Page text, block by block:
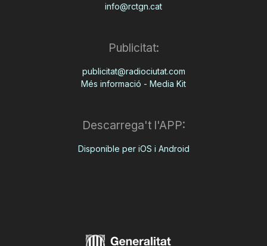
info@rctgn.cat
Publicitat:
publicitat@radiociutat.com
Més informació - Media Kit
Descarrega't l'APP:
Disponible per iOS i Android